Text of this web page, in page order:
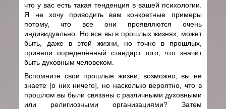
что у вас есть такая тенденция в вашей психологии.
Я не хочу приводить вам конкретные примеры
потому, что все они проявляются очень
индивидуально. Но все вы в прошлых жизнях, может
быть, даже в этой жизни, но точно в прошлых,
приняли определённый стандарт того, что значит
быть духовным человеком.
Вспомните свои прошлые жизни, возможно, вы не
знаете [о них ничего], но насколько вероятно, что в
прошлом вы были связаны с различными духовными
или религиозными организациями? Затем